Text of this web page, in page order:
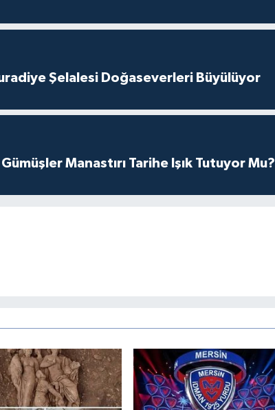
Şelalesi Doğaseverleri Büyülüyor
Manastırı Tarihe Işık Tutuyor Mu?